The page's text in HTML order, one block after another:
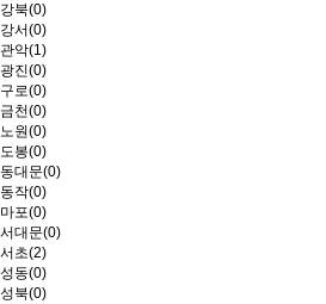
강북(0)
강서(0)
관악(1)
광진(0)
구로(0)
금천(0)
노원(0)
도봉(0)
동대문(0)
동작(0)
마포(0)
서대문(0)
서초(2)
성동(0)
성북(0)